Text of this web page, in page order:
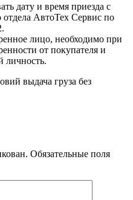
дату и время приезда с
АвтоТех Сервис по
лицо, необходимо при
от покупателя и
личность.
выдача груза без
Обязательные поля